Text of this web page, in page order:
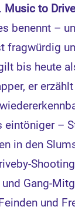
Music to
benennt –
fragwürdig
bis heute
er
eintöniger –
in den
Gang-
und